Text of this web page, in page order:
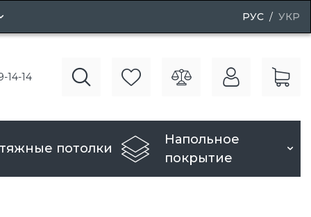
РУС УКР
14-14
потолки
Напольное
покрытие